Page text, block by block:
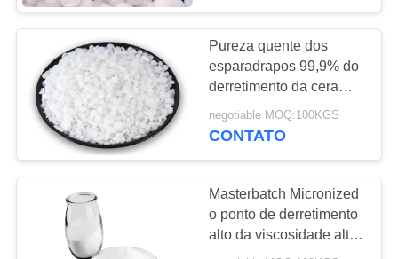
Pureza quente dos
esparadrapos 99,9% do
derretimento da cera
branca do polietileno do
pó
negotiable MOQ:100KGS
CONTATO
Masterbatch Micronized
o ponto de derretimento
alto da viscosidade alta
da cera do polietileno